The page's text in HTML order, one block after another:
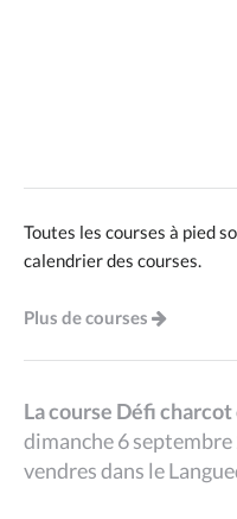
Toutes les courses à pied
calendrier des courses.
Plus de courses
La course Défi
dimanche 6
vendres dans le